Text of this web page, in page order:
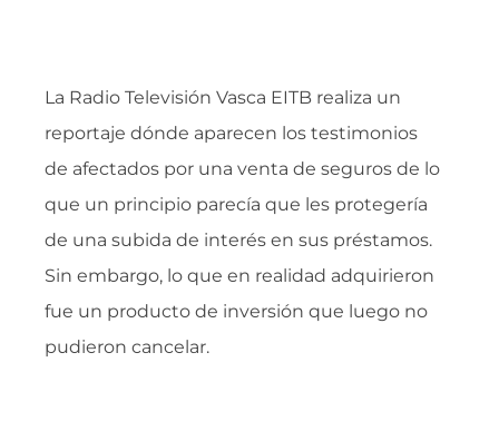
La Radio Televisión Vasca EITB realiza un
reportaje dónde aparecen los testimonios
de afectados por una venta de seguros de lo
que un principio parecía que les protegería
de una subida de interés en sus préstamos.
Sin embargo, lo que en realidad adquirieron
fue un producto de inversión que luego no
pudieron cancelar.